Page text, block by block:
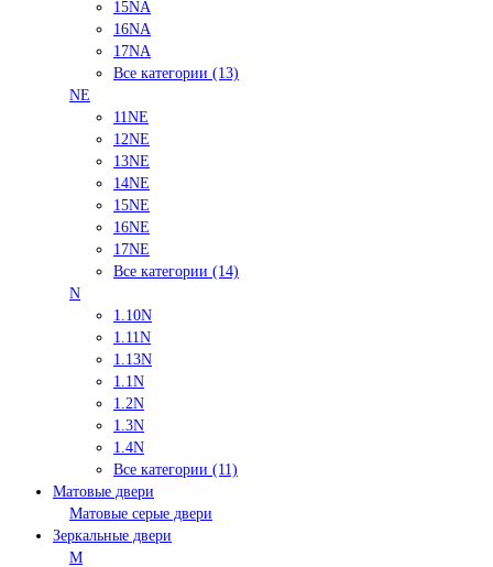
15NA
16NA
17NA
Все категории (13)
NE
11NE
12NE
13NE
14NE
15NE
16NE
17NE
Все категории (14)
N
1.10N
1.11N
1.13N
1.1N
1.2N
1.3N
1.4N
Все категории (11)
Матовые двери
Матовые серые двери
Зеркальные двери
M